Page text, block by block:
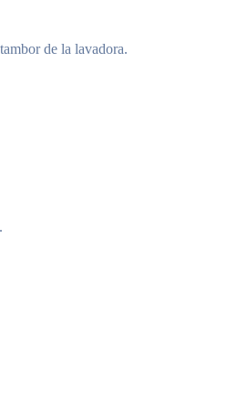
de la lavadora.